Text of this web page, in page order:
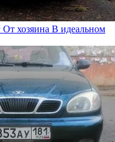
От хозяина В идеальном